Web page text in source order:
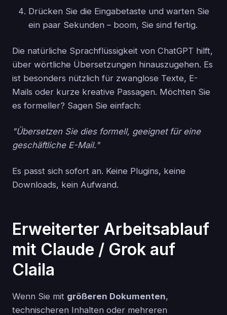
Drücken Sie die Eingabetaste und warten Sie
ein paar Sekunden – boom, Sie sind fertig.
Die natürliche Sprachflüssigkeit von ChatGPT hilft,
über wörtliche Übersetzungen hinauszugehen. Es
ist besonders nützlich für zwanglose Texte, E-
Mails oder kurze kreative Passagen. Möchten Sie
es formeller? Sagen Sie einfach:
"Übersetzen Sie dies formell, geeignet für eine
geschäftliche E-Mail."
Es passt sich sofort an. Keine Plugins, keine
Downloads, kein Aufwand.
Erweiterter Arbeitsablauf
mit Claude / Grok auf
Claila
Wenn Sie mit größeren Dokumenten,
technischeren Inhalten oder mehreren